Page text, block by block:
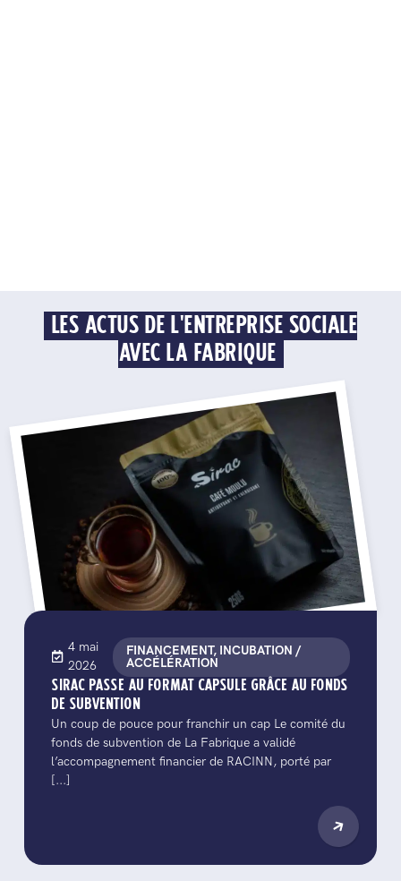
LES ACTUS DE L'ENTREPRISE SOCIALE
AVEC LA FABRIQUE
4 mai
2026
FINANCEMENT, INCUBATION /
ACCÉLÉRATION
SIRAC PASSE AU FORMAT CAPSULE GRÂCE AU FONDS
DE SUBVENTION
Un coup de pouce pour franchir un cap Le comité du
fonds de subvention de La Fabrique a validé
l’accompagnement financier de RACINN, porté par
[...]